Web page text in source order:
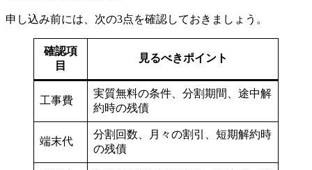
申し込み前には、次の3点を確認しておきましょう。
確認項
目
見るべきポイント
工事費
実質無料の条件、分割期間、途中解
約時の残債
端末代
分割回数、月々の割引、短期解約時
の残債